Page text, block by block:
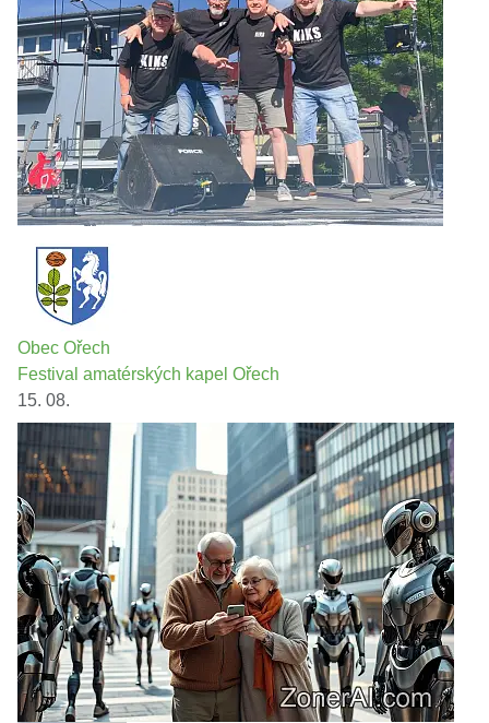
Obec Ořech
Festival amatérských kapel Ořech
15. 08.